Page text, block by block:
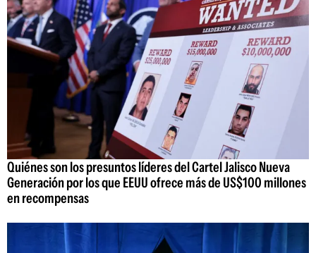
Quiénes son los presuntos líderes del Cartel Jalisco Nueva
Generación por los que EEUU ofrece más de US$100 millones
en recompensas